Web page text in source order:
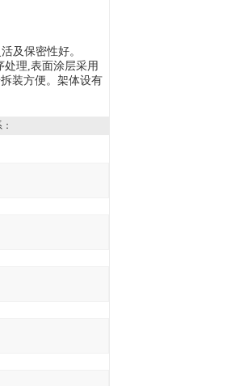
及保密性好。
处理,表面涂层采用
装方便。架体设有